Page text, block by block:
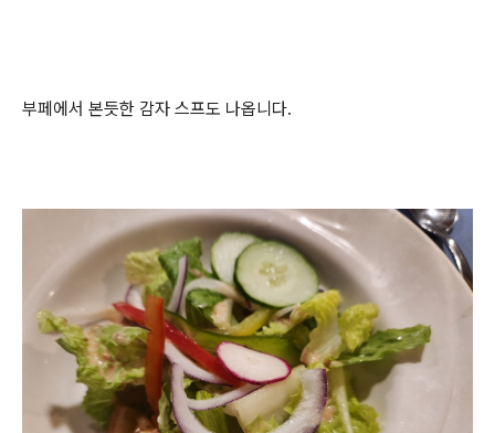
부페에서 본듯한 감자 스프도 나옵니다.